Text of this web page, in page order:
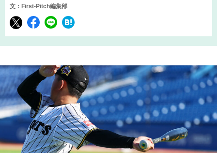
文：First-Pitch編集部